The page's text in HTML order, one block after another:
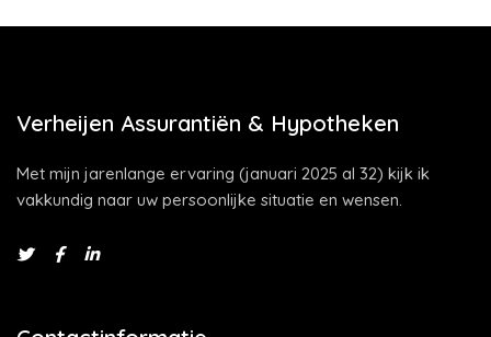
Verheijen Assurantiën & Hypotheken
Met mijn jarenlange ervaring (januari 2025 al 32) kijk ik
vakkundig naar uw persoonlijke situatie en wensen.